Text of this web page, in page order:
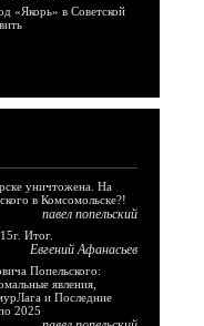
«Якорь» в Советской
уничтожена. На
в Комсомольске?!
павел попельский
Итог.
Евгений Афанасьев
Попельского:
явления,
и Последние
2025